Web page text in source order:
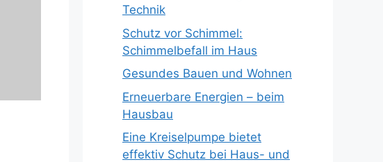
Technik
Schutz vor Schimmel:
Schimmelbefall im Haus
Gesundes Bauen und Wohnen
Erneuerbare Energien – beim
Hausbau
Eine Kreiselpumpe bietet
effektiv Schutz bei Haus- und